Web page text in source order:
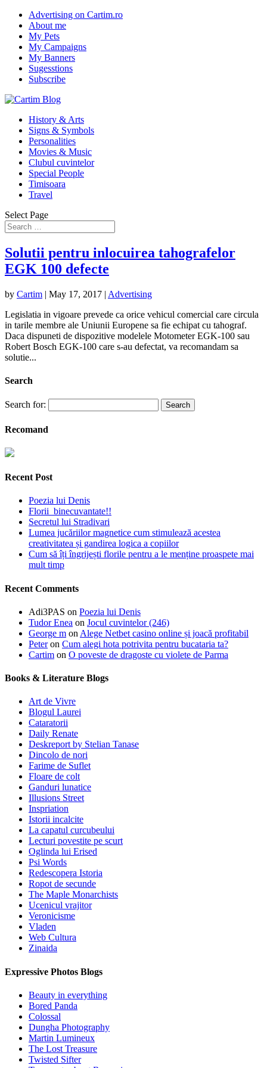
Advertising on Cartim.ro
About me
My Pets
My Campaigns
My Banners
Sugesstions
Subscribe
History & Arts
Signs & Symbols
Personalities
Movies & Music
Clubul cuvintelor
Special People
Timisoara
Travel
Select Page
Solutii pentru inlocuirea tahografelor
EGK 100 defecte
by Cartim | May 17, 2017 | Advertising
Legislatia in vigoare prevede ca orice vehicul comercial care circula
in tarile membre ale Uniunii Europene sa fie echipat cu tahograf.
Daca dispuneti de dispozitive modelele Motometer EGK-100 sau
Robert Bosch EGK-100 care s-au defectat, va recomandam sa
solutie...
Search
Search for:
Recomand
Recent Post
Poezia lui Denis
Florii binecuvantate!!
Secretul lui Stradivari
Lumea jucăriilor magnetice cum stimulează acestea
creativitatea și gandirea logica a copiilor
Cum să îți îngrijești florile pentru a le menține proaspete mai
mult timp
Recent Comments
Adi3PAS on Poezia lui Denis
Tudor Enea on Jocul cuvintelor (246)
George m on Alege Netbet casino online și joacă profitabil
Peteron Cum alegi hota potrivita pentru bucataria ta?
Cartim on O poveste de dragoste cu violete de Parma
Books & Literature Blogs
Art de Vivre
Blogul Laurei
Cataratorii
Daily Renate
Deskreport by Stelian Tanase
Dincolo de nori
Farime de Suflet
Floare de colt
Ganduri lunatice
Illusions Street
Inspriation
Istorii incalcite
La capatul curcubeului
Lecturi povestite pe scurt
Oglinda lui Erised
Psi Words
Redescopera Istoria
Ropot de secunde
The Maple Monarchists
Ucenicul vrajitor
Veronicisme
Vladen
Web Cultura
Zinaida
Expressive Photos Blogs
Beauty in everything
Bored Panda
Colossal
Dungha Photography
Martin Lumineux
The Lost Treasure
Twisted Sifter